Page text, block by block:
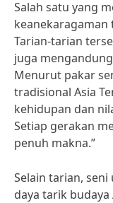
Salah satu yang
keanekaragaman
Tarian-tarian
juga
Menurut pakar
tradisional Asia
kehidupan dan
Setiap gerakan
penuh makna.”
Selain tarian,
daya tarik budaya